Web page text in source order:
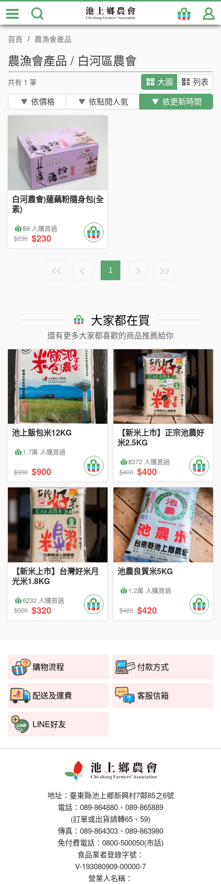
跳
到
主
首頁 農漁會產品
農漁會產品 / 白河區農會
共有 1 筆
依價格
依點閱人氣 依更新時間
大圖 列表
白河農會)蓮藕粉隨身包(全
素)
89 人購買過
$230 $230
1
大家都在買
還有更多大家都喜歡的商品推薦給你
池上飯包米12KG
1.7萬 人購買過
$900 $900
【新米上市】正宗池農好
米2.5KG
8373 人購買過
$400 $400
【新米上市】台灣好米月
光米1.8KG
6232 人購買過
$320 $320
池農良質米5KG
1.2萬 人購買過
$420 $420
地址：臺東縣池上鄉新興村7鄰85之6號
電話：089-864880、089-865889
(訂單或出貨請轉65、59)
傳真：089-864303、089-863980
免付費電話：0800-500050(市話)
食品業者登錄字號：
V-193080909-00000-7
營業人名稱：
購物流程 付款方式
配送及運費 客服信箱
LINE好友